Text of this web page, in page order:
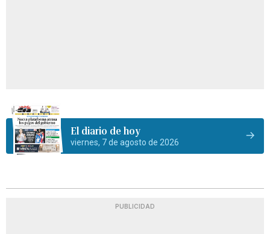
El diario de hoy
viernes, 7 de agosto de 2026
PUBLICIDAD